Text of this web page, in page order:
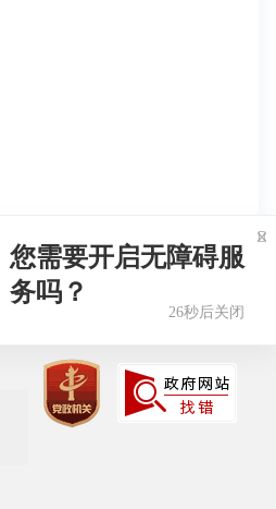
友情链接
您需要开启无障碍服
务吗？
26秒后关闭
